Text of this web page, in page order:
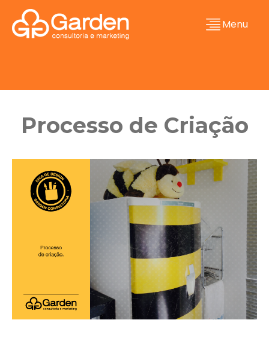
Menu
Processo de Criação